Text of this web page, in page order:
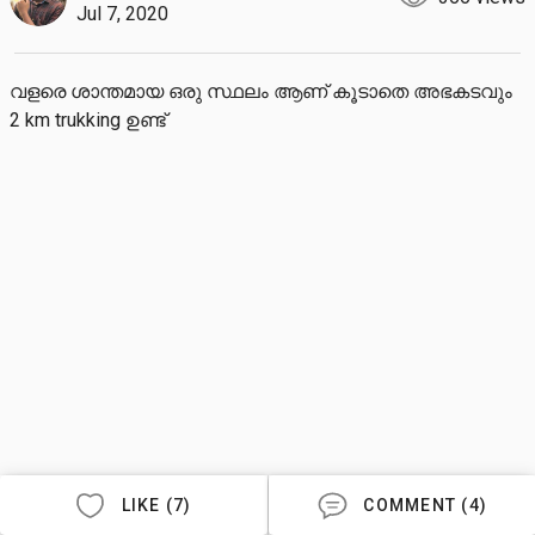
Jul 7, 2020
വളരെ ശാന്തമായ ഒരു സ്ഥലം ആണ് കൂടാതെ അഭകടവും
2 km trukking ഉണ്ട്
LIKE (7) COMMENT (4)